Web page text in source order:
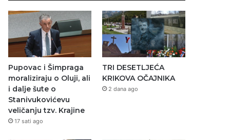
Pupovac i Šimpraga
moraliziraju o Oluji, ali
i dalje šute o
Stanivukovićevu
veličanju tzv. Krajine
17 sati ago
TRI DESETLJEĆA
KRIKOVA OČAJNIKA
2 dana ago